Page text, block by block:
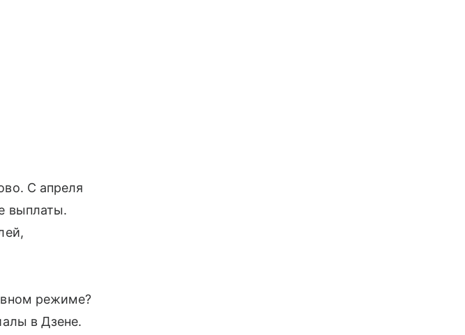
С апреля
выплаты.
режиме?
в Дзене.